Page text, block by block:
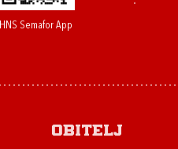
HNS Semafor App
Obitelj